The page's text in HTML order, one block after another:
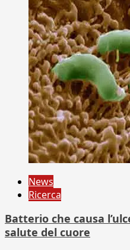
News
Ricerca
Batterio che causa
salute del cuore